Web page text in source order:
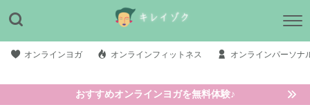
オンラインヨガ オンラインフィットネス オンラインパーソナ
おすすめオンラインヨガを無料体験♪